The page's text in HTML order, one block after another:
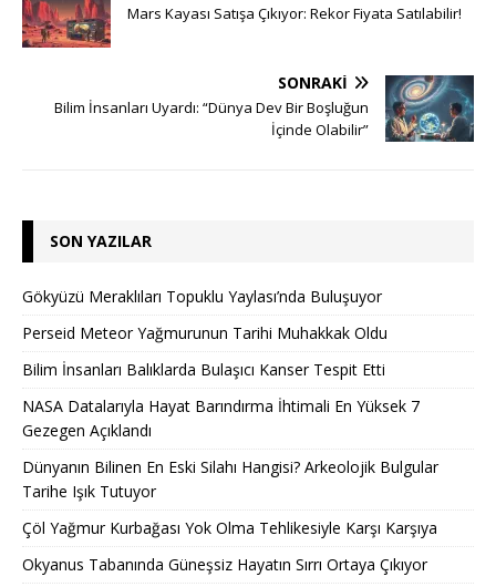
Mars Kayası Satışa Çıkıyor: Rekor Fiyata Satılabilir!
SONRAKI
Bilim İnsanları Uyardı: “Dünya Dev Bir Boşluğun
İçinde Olabilir”
SON YAZILAR
Gökyüzü Meraklıları Topuklu Yaylası’nda Buluşuyor
Perseid Meteor Yağmurunun Tarihi Muhakkak Oldu
Bilim İnsanları Balıklarda Bulaşıcı Kanser Tespit Etti
NASA Datalarıyla Hayat Barındırma İhtimali En Yüksek 7
Gezegen Açıklandı
Dünyanın Bilinen En Eski Silahı Hangisi? Arkeolojik Bulgular
Tarihe Işık Tutuyor
Çöl Yağmur Kurbağası Yok Olma Tehlikesiyle Karşı Karşıya
Okyanus Tabanında Güneşsiz Hayatın Sırrı Ortaya Çıkıyor